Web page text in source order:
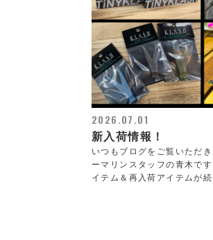
2026.07.01
新入荷情報！
いつもブログをご覧いただ
ーマリンスタッフの青木で
イテム＆再入荷アイテムが